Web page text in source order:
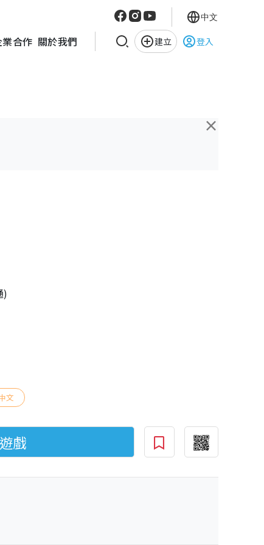
業合作 關於我們 建立 登入
中文
×
)
文
戲